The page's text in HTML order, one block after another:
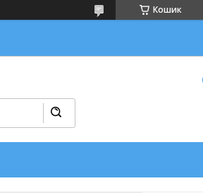
Кошик